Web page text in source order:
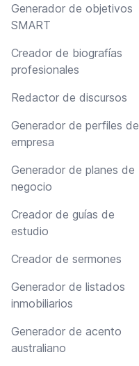
Generador de objetivos
SMART
Creador de biografías
profesionales
Redactor de discursos
Generador de perfiles de
empresa
Generador de planes de
negocio
Creador de guías de
estudio
Creador de sermones
Generador de listados
inmobiliarios
Generador de acento
australiano